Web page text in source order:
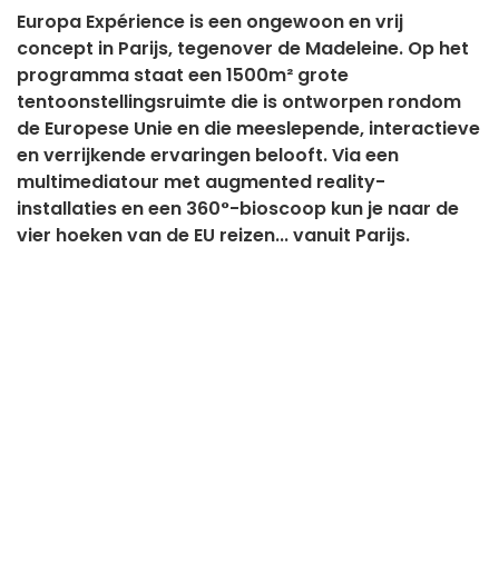
Europa Expérience is een ongewoon en vrij
concept in Parijs, tegenover de Madeleine. Op het
programma staat een 1500m² grote
tentoonstellingsruimte die is ontworpen rondom
de Europese Unie en die meeslepende, interactieve
en verrijkende ervaringen belooft. Via een
multimediatour met augmented reality-
installaties en een 360°-bioscoop kun je naar de
vier hoeken van de EU reizen... vanuit Parijs.